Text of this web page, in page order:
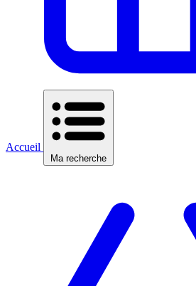
Accueil
Ma recherche